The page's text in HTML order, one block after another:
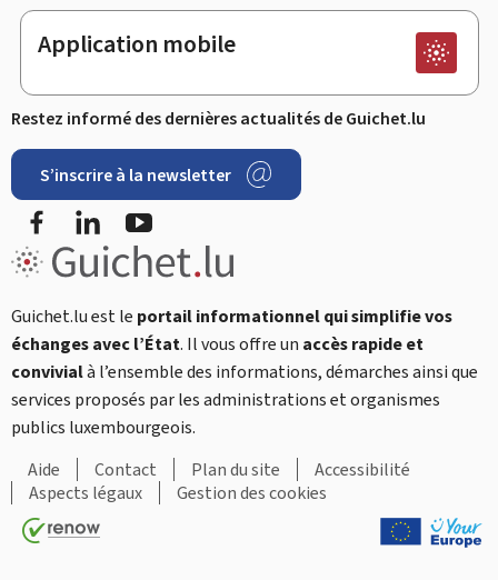
Application mobile
Restez informé des dernières actualités de Guichet.lu
S’inscrire à la newsletter
FacebookLinkedIn
Guichet.lu est le portail informationnel qui simplifie vos
échanges avec l’État. Il vous offre un accès rapide et
convivialà l’ensemble des informations, démarches ainsi que
services proposés par les administrations et organismes
publics luxembourgeois.
Aide
Contact Plan du site
Accessibilité
Aspects légaux
Gestion des cookies